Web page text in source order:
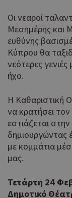
Οι νεαροί
Μεσημέρης και
ευθύνης
Κύπρου θα
νεότερες
ήχο.
Η Καθαριστική
να κρατήσει
εστιάζεται
δημιουργώντας
με κομμάτια
μας.
Τετάρτη 24
Δημοτικό